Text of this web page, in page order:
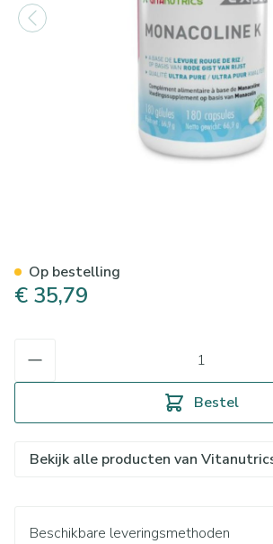
€ 35,79
Bestel
Op bestelling
Bekijk alle producten van
Beschikbare leveringsmethoden